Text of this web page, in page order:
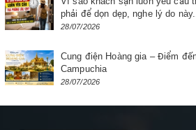
phải để dọn dẹp, nghe lý do
28/07/2026
Cung điện Hoàng gia – Điểm
Campuchia
28/07/2026